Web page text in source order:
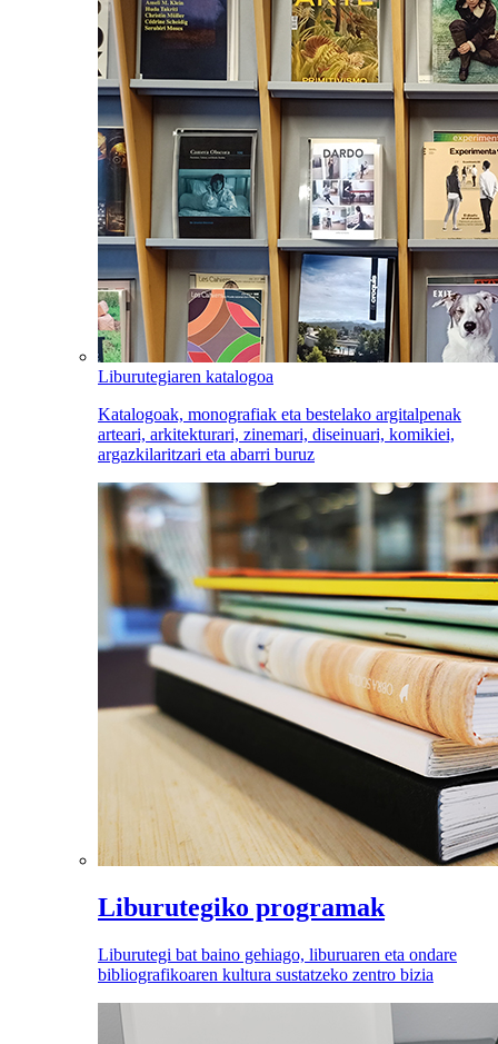
Liburutegiaren katalogoa
Katalogoak, monografiak eta bestelako argitalpenak
arteari, arkitekturari, zinemari, diseinuari, komikiei,
argazkilaritzari eta abarri buruz
Liburutegiko programak
Liburutegi bat baino gehiago, liburuaren eta ondare
bibliografikoaren kultura sustatzeko zentro bizia